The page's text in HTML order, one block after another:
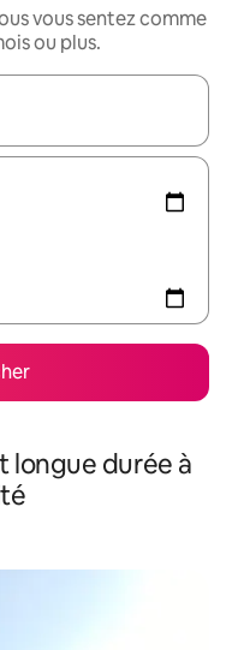
vous sentez comme
ou plus.
les flèches vers le
longue durée à